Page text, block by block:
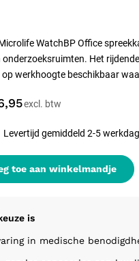
toe aan winkelmandje
is
in medische
Levertijd gemiddeld 2-5
WatchBP Office
Het
werkhoogte beschikbaar